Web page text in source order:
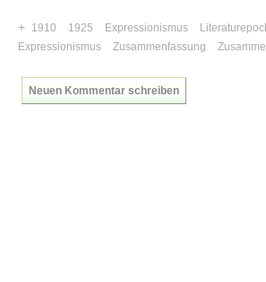
+ 1910 1925 Expressionismus
Expressionismus
Zusammenfassung
Neuen Kommentar schreiben